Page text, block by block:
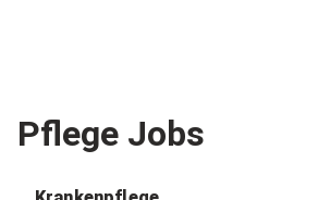
Pflege Jobs